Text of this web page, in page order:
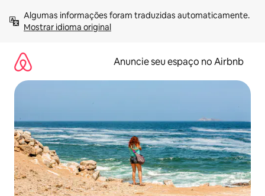
para
Mostrar idioma original
Anuncie seu espaço no Airbnb